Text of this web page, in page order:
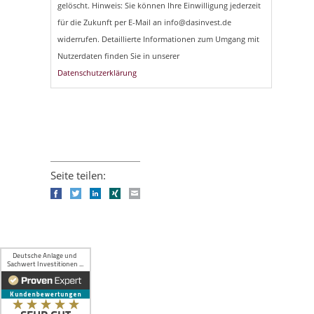
gelöscht. Hinweis: Sie können Ihre Einwilligung jederzeit
für die Zukunft per E-Mail an info@dasinvest.de
widerrufen. Detaillierte Informationen zum Umgang mit
Nutzerdaten finden Sie in unserer
Datenschutzerklärung
Seite teilen:
FacebookTwitterLinkedIn
Xing